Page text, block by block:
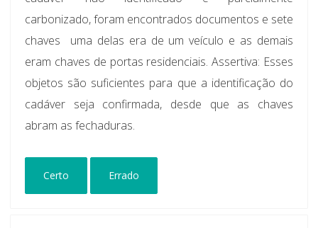
carbonizado, foram encontrados documentos e sete
chaves  uma delas era de um veículo e as demais
eram chaves de portas residenciais.Assertiva: Esses
objetos são suficientes para que a identificação do
cadáver seja confirmada, desde que as chaves
abram as fechaduras.
Certo Errado